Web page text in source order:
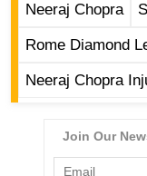
ज
ग
बॉ
Neeraj Chopra
Rome Diamond
Neeraj Chopra